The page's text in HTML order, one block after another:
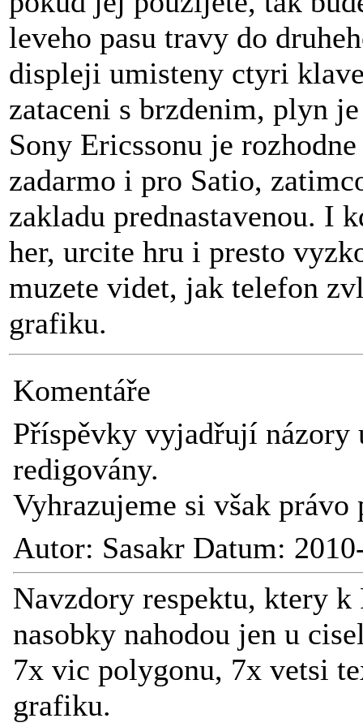
leveho pasu travy do
displeji umisteny ctyri
zataceni s brzdenim, plyn
Sony Ericssonu je
zadarmo i pro Satio,
zakladu prednastavenou. I
her, urcite hru i presto
muzete videt, jak telefon
grafiku.
Komentáře
Příspěvky vyjadřují názory
redigovány.
Vyhrazujeme si však
Autor: Sasakr Datum:
Navzdory respektu, ktery
nasobky nahodou jen u
7x vic polygonu, 7x vetsi
grafiku.